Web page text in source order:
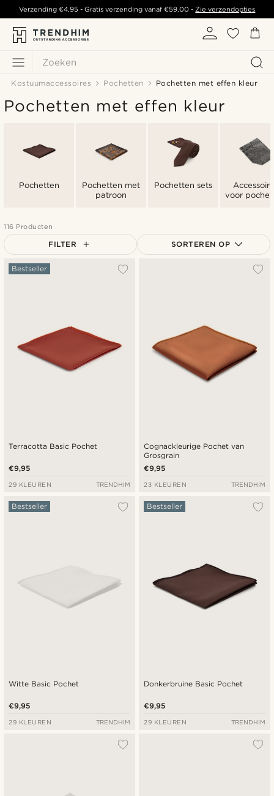
Zoeken
Verzending €4,95 - Gratis verzending vanaf€59,00 -Zie verzendopties
Kostuumaccessoires Pochetten Pochetten met effen kleur
Pochetten met effen kleur
Pochetten
Pochetten met
patroon
Pochetten sets
voor
116 Producten
FILTER SORTEREN OP
Terracotta Basic Pochet
Bestseller
€9,95
29 KLEUREN TRENDHIM
Cognackleurige Pochet van
Grosgrain
€9,95
23 KLEUREN TRENDHIM
Witte Basic Pochet
Bestseller
€9,95
29 KLEUREN TRENDHIM
Donkerbruine Basic Pochet
Bestseller
€9,95
29 KLEUREN TRENDHIM